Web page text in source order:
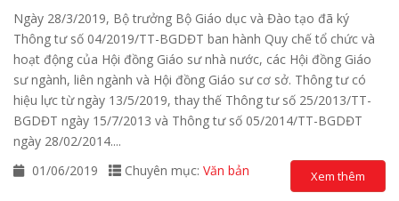
Ngày 28/3/2019, Bộ trưởng Bộ Giáo dục và Đào tạo đã ký
Thông tư số 04/2019/TT-BGDĐT ban hành Quy chế tổ chức và
hoạt động của Hội đồng Giáo sư nhà nước, các Hội đồng Giáo
sư ngành, liên ngành và Hội đồng Giáo sư cơ sở. Thông tư có
hiệu lực từ ngày 13/5/2019, thay thế Thông tư số 25/2013/TT-
BGDĐT ngày 15/7/2013 và Thông tư số 05/2014/TT-BGDĐT
ngày 28/02/2014....
01/06/2019
Chuyên mục: Văn bản Xem thêm